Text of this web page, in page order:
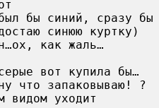
бы синий, сразу бы
синюю куртку)
как жаль…
вот купила бы…
что запаковываю! ?
уходит